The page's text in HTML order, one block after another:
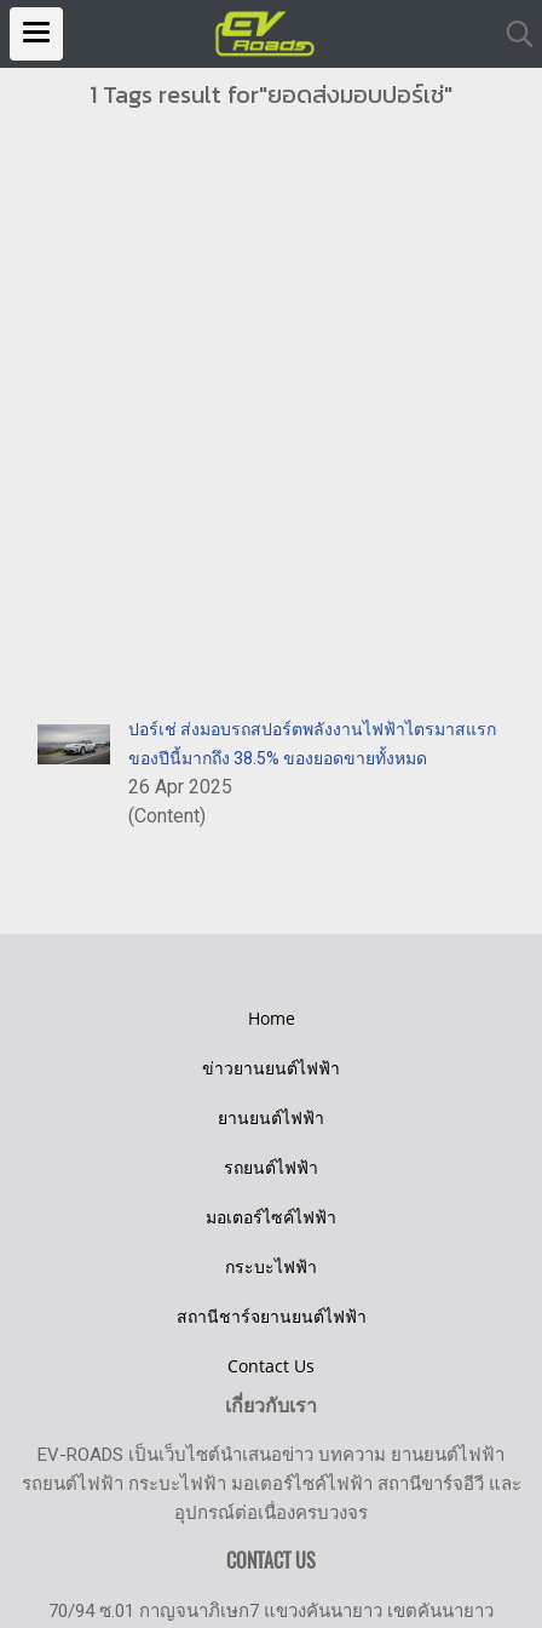
1 Tags result for"ยอดส่งมอบปอร์เช่"
ปอร์เช่ ส่งมอบรถสปอร์ตพลังงานไฟฟ้าไตรมาสแรก
ของปีนี้มากถึง 38.5% ของยอดขายทั้งหมด
26 Apr 2025
(Content)
Home
ข่าวยานยนต์ไฟฟ้า
ยานยนต์ไฟฟ้า
รถยนต์ไฟฟ้า
มอเตอร์ไซค์ไฟฟ้า
กระบะไฟฟ้า
สถานีชาร์จยานยนต์ไฟฟ้า
Contact Us
เกี่ยวกับเรา
EV-ROADS เป็นเว็บไซต์นำเสนอข่าว บทความ ยานยนต์ไฟฟ้า
รถยนต์ไฟฟ้า กระบะไฟฟ้า มอเตอร์ไซค์ไฟฟ้า สถานีขาร์จอีวี และ
อุปกรณ์ต่อเนื่องครบวงจร
CONTACT US
70/94 ซ.01 กาญจนาภิเษก7 แขวงคันนายาว เขตคันนายาว